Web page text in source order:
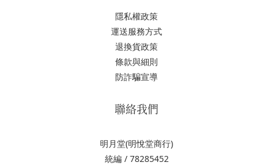
隱私權政策
運送服務方式
退換貨政策
條款與細則
防詐騙宣導
聯絡我們
明月堂(明悅堂商行)
統編 / 78285452